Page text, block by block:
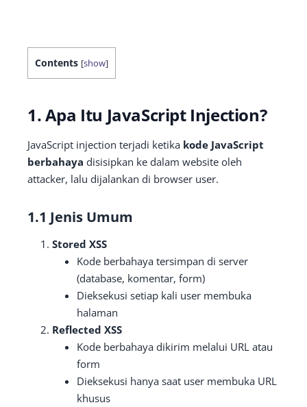
Contents [show]
1. Apa Itu JavaScript Injection?
JavaScript injection terjadi ketika kode JavaScript
berbahaya disisipkan ke dalam website oleh
attacker, lalu dijalankan di browser user.
1.1 Jenis Umum
Stored XSS
Kode berbahaya tersimpan di server
(database, komentar, form)
Dieksekusi setiap kali user membuka
halaman
Reflected XSS
Kode berbahaya dikirim melalui URL atau
form
Dieksekusi hanya saat user membuka URL
khusus